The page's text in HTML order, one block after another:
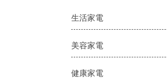
生活家電
美容家電
健康家電